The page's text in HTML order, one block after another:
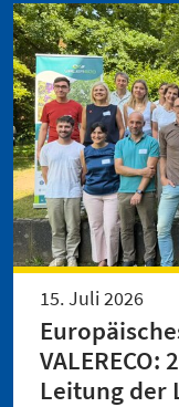
15. Juli 2026
Leitung der